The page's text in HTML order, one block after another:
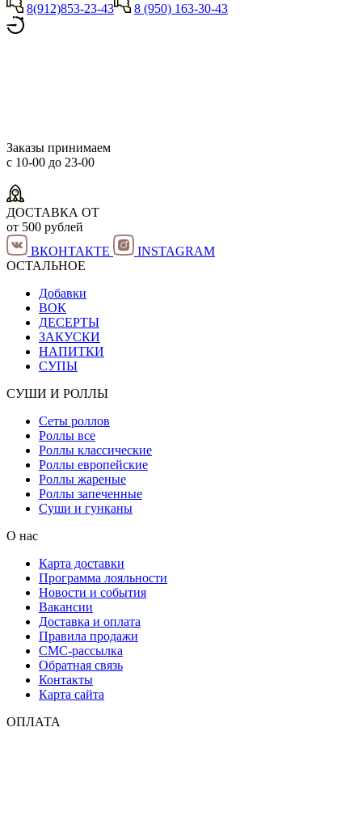
8(912)853-23-43 8 (950) 163-30-43
Заказы принимаем
с 10-00 до 23-00
ДОСТАВКА ОТ
от 500 рублей
ВКОНТАКТЕ
INSTAGRAM
ОСТАЛЬНОЕ
Добавки
ВОК
ДЕСЕРТЫ
ЗАКУСКИ
НАПИТКИ
СУПЫ
СУШИ И РОЛЛЫ
Сеты роллов
Роллы все
Роллы классические
Роллы европейские
Роллы жареные
Роллы запеченные
Суши и гунканы
О нас
Карта доставки
Программа лояльности
Новости и события
Вакансии
Доставка и оплата
Правила продажи
СМС-рассылка
Обратная связь
Контакты
Карта сайта
ОПЛАТА